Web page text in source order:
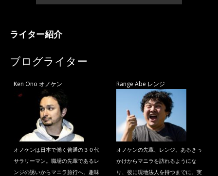
ライター紹介
ブログライター
Ken Ono オノケン
オノケンは日本で働く普通の３０代
サラリーマン。職場の先輩であるレ
ンジの誘いからマニラ旅行へ。趣味
Range Abe レンジ
オノケンの先輩、レンジ。あるきっ
かけからマニラを訪れるようにな
り、後に現地法人を持つまでに。実